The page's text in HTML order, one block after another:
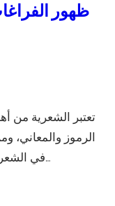
ظهور
تعتبر الشعرية من
الرموز والمعاني،
في الشعر، حيث تعتبر هذه الفراغات أحد العناص…